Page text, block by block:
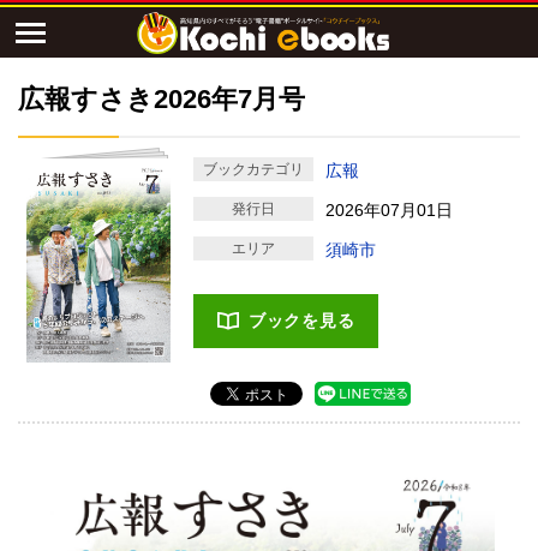
広報すさき2026年7月号
ブックカテゴリ 広報
発行日 2026年07月01日
エリア 須崎市
ブックを見る